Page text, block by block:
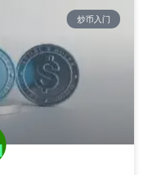
炒币入门